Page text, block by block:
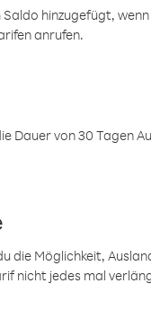
hinzugefügt,
anrufen.
Dauer von 30 Tagen
die Möglichkeit,
nicht jedes mal